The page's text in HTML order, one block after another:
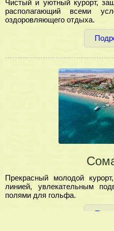
Чистый и уютный курорт,
располагающий всеми
оздоровляющего отдыха.
Прекрасный молодой
линией, увлекательным
полями для гольфа.